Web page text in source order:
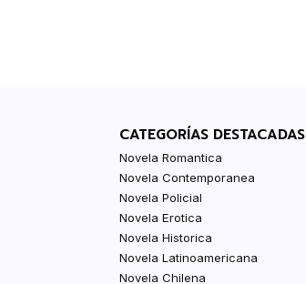
CATEGORÍAS DESTACADAS
Novela Romantica
Novela Contemporanea
Novela Policial
Novela Erotica
Novela Historica
Novela Latinoamericana
Novela Chilena